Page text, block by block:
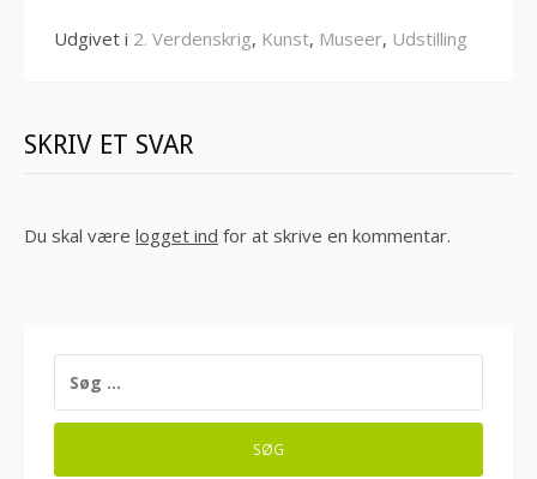
Udgivet i 2. Verdenskrig, Kunst, Museer, Udstilling
SKRIV ET SVAR
Du skal være logget ind for at skrive en kommentar.
EFTER: